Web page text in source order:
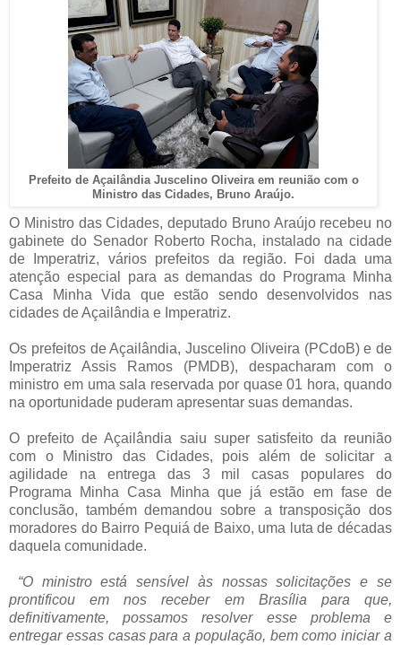
Prefeito de Açailândia Juscelino Oliveira em reunião com o
Ministro das Cidades, Bruno Araújo.
O Ministro das Cidades, deputado Bruno Araújo recebeu no
gabinete do Senador Roberto Rocha, instalado na cidade
de Imperatriz, vários prefeitos da região. Foi dada uma
atenção especial para as demandas do Programa Minha
Casa Minha Vida que estão sendo desenvolvidos nas
cidades de Açailândia e Imperatriz.
Os prefeitos de Açailândia, Juscelino Oliveira (PCdoB) e de
Imperatriz Assis Ramos (PMDB), despacharam com o
ministro em uma sala reservada por quase 01 hora, quando
na oportunidade puderam apresentar suas demandas.
O prefeito de Açailândia saiu super satisfeito da reunião
com o Ministro das Cidades, pois além de solicitar a
agilidade na entrega das 3 mil casas populares do
Programa Minha Casa Minha que já estão em fase de
conclusão, também demandou sobre a transposição dos
moradores do Bairro Pequiá de Baixo, uma luta de décadas
daquela comunidade.
“O ministro está sensível às nossas solicitações e se
prontificou em nos receber em Brasília para que,
definitivamente, possamos resolver esse problema e
entregar essas casas para a população, bem como iniciar a